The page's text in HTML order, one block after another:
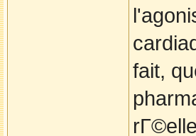
fait,